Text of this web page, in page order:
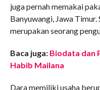
juga pernah memakai
Banyuwangi, Jawa
merupakan seorang
Baca juga: Biodata dan
Habib Mailana
Dara memiliki usaha